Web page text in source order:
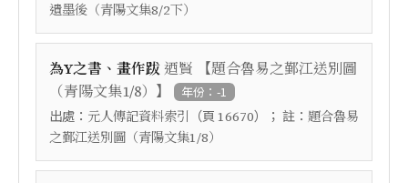
遺墨後（青陽文集8/2下）
為Y之書、畫作跋迺賢 【題合魯易之鄞江送別圖
（青陽文集1/8） 】 年份：-1
出處： 元人傳記資料索引 （頁 16670）； 註： 題合魯易
之鄞江送別圖（青陽文集1/8）